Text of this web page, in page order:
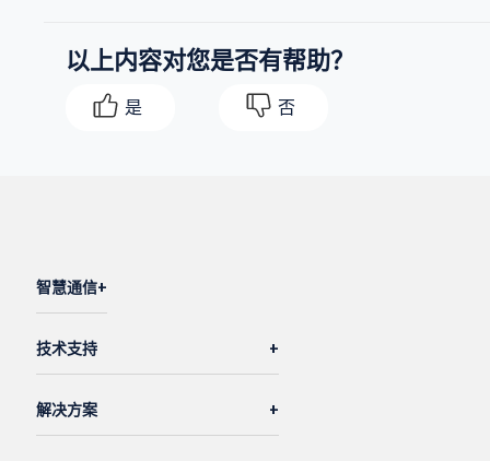
以上内容对您是否有帮助？
是 否
智慧通信
技术支持
解决方案